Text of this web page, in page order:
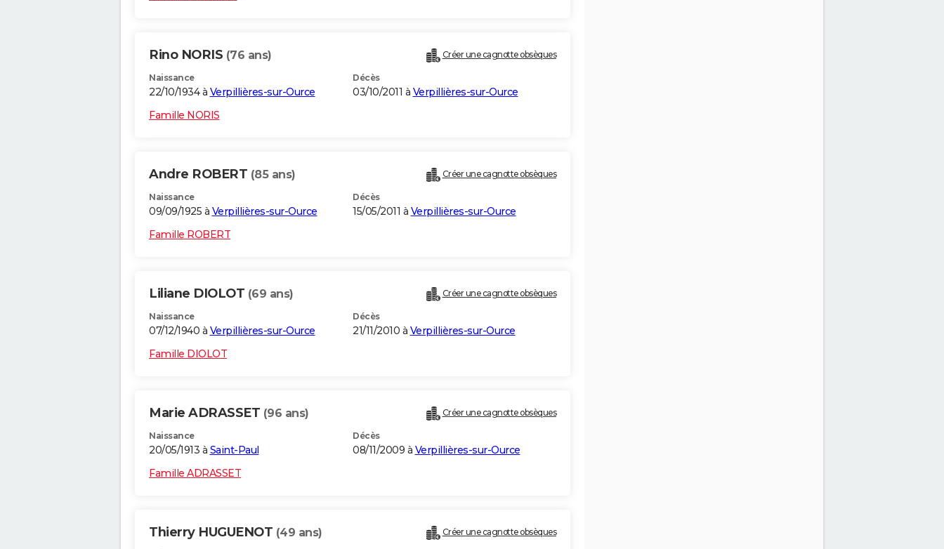
Rino NORIS (76 ans) Créer une cagnotte obsèques
Naissance
22/10/1934 à Verpillières-sur-Ource
Décès
03/10/2011 à Verpillières-sur-Ource
Famille NORIS
Andre ROBERT (85 ans) Créer une cagnotte obsèques
Naissance
09/09/1925 à Verpillières-sur-Ource
Décès
15/05/2011 à Verpillières-sur-Ource
Famille ROBERT
Liliane DIOLOT (69 ans) Créer une cagnotte obsèques
Naissance
07/12/1940 à Verpillières-sur-Ource
Décès
21/11/2010 à Verpillières-sur-Ource
Famille DIOLOT
Marie ADRASSET (96 ans) Créer une cagnotte obsèques
Naissance
20/05/1913 à Saint-Paul
Décès
08/11/2009 à Verpillières-sur-Ource
Famille ADRASSET
Thierry HUGUENOT (49 ans) Créer une cagnotte obsèques